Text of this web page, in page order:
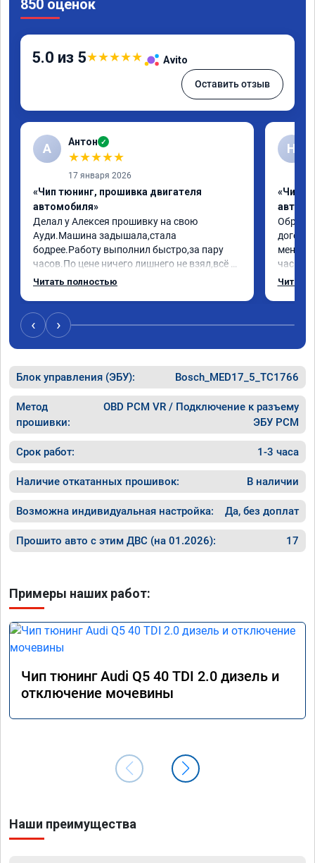
850 оценок
5.0 из 5★★★★★ Avito
Оставить отзыв
А Антон ✓
★★★★★
17 января 2026
«Чип тюнинг, прошивка двигателя
автомобиля»
Делал у Алексея прошивку на свою
Ауди.Машина задышала,стала
бодрее.Работу выполнил быстро,за пару
часов.По цене ничего лишнего не взял,всё
как договаривались заранее.После работы
случае поломки авто.Однозначно
рекомендую Алексея как грамотного
специалиста!
Читать полностью
Н
«Чип
меня
час
Арман
Читать
‹ ›
Блок управления (ЭБУ): Bosch_MED17_5_TC1766
Метод
прошивки:
OBD PCM VR / Подключение к разъему
ЭБУ PCM
Срок работ: 1-3 часа
Наличие откатанных прошивок: В наличии
Возможна индивидуальная настройка: Да, без доплат
Прошито авто с этим ДВС (на 01.2026): 17
Примеры наших работ:
Чип тюнинг Audi Q5 40 TDI 2.0 дизель и
отключение мочевины
Наши преимущества